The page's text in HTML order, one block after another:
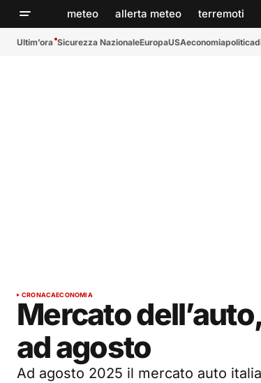
meteo allerta meteo terremoti
Ultim’ora Sicurezza NazionaleEuropaUSAeconomiapolitica
CRONACAECONOMIA
Mercato
ad agosto
Ad agosto 2025 il mercato auto